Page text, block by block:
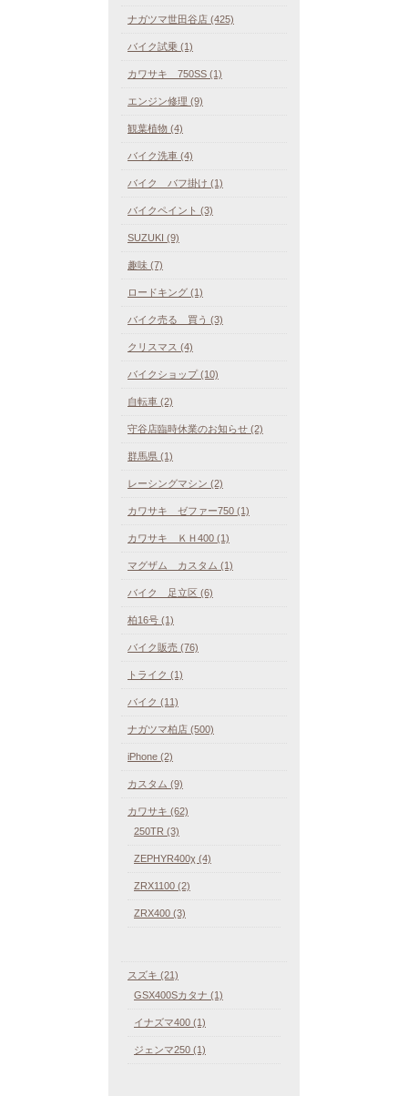
ナガツマ世田谷店 (425)
バイク試乗 (1)
カワサキ 750SS (1)
エンジン修理 (9)
観葉植物 (4)
バイク洗車 (4)
バイク バフ掛け (1)
バイクペイント (3)
SUZUKI (9)
趣味 (7)
ロードキング (1)
バイク売る 買う (3)
クリスマス (4)
バイクショップ (10)
自転車 (2)
守谷店臨時休業のお知らせ (2)
群馬県 (1)
レーシングマシン (2)
カワサキ ゼファー750 (1)
カワサキ ＫＨ400 (1)
マグザム カスタム (1)
バイク 足立区 (6)
柏16号 (1)
バイク販売 (76)
トライク (1)
バイク (11)
ナガツマ柏店 (500)
iPhone (2)
カスタム (9)
カワサキ (62)
250TR (3)
ZEPHYR400χ (4)
ZRX1100 (2)
ZRX400 (3)
スズキ (21)
GSX400Sカタナ (1)
イナズマ400 (1)
ジェンマ250 (1)